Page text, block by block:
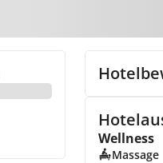
Wellness
Massage